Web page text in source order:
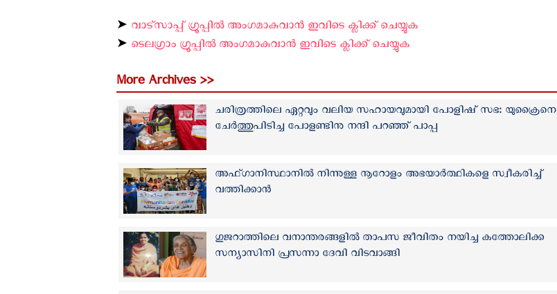
➤ വാട്സാപ്പ് ഗ്രൂപ്പിൽ അംഗമാകുവാൻ ഇവിടെ ക്ലിക്ക് ചെയ്യുക
➤ ടെലഗ്രാം ഗ്രൂപ്പിൽ അംഗമാകുവാൻ ഇവിടെ ക്ലിക്ക് ചെയ്യുക
More Archives >>
ചരിത്രത്തിലെ ഏറ്റവും വലിയ സഹായവുമായി പോളിഷ് സഭ: യുക്രൈനെ
ചേര്‍ത്തുപിടിച്ച പോളണ്ടിനു നന്ദി പറഞ്ഞ് പാപ്പ
അഫ്ഗാനിസ്ഥാനിൽ നിന്നുള്ള നൂറോളം അഭയാർത്ഥികളെ സ്വീകരിച്ച്
വത്തിക്കാന്‍
ഗുജറാത്തിലെ വനാന്തരങ്ങളിൽ താപസ ജീവിതം നയിച്ച കത്തോലിക്ക
സന്യാസിനി പ്രസന്നാ ദേവി വിടവാങ്ങി